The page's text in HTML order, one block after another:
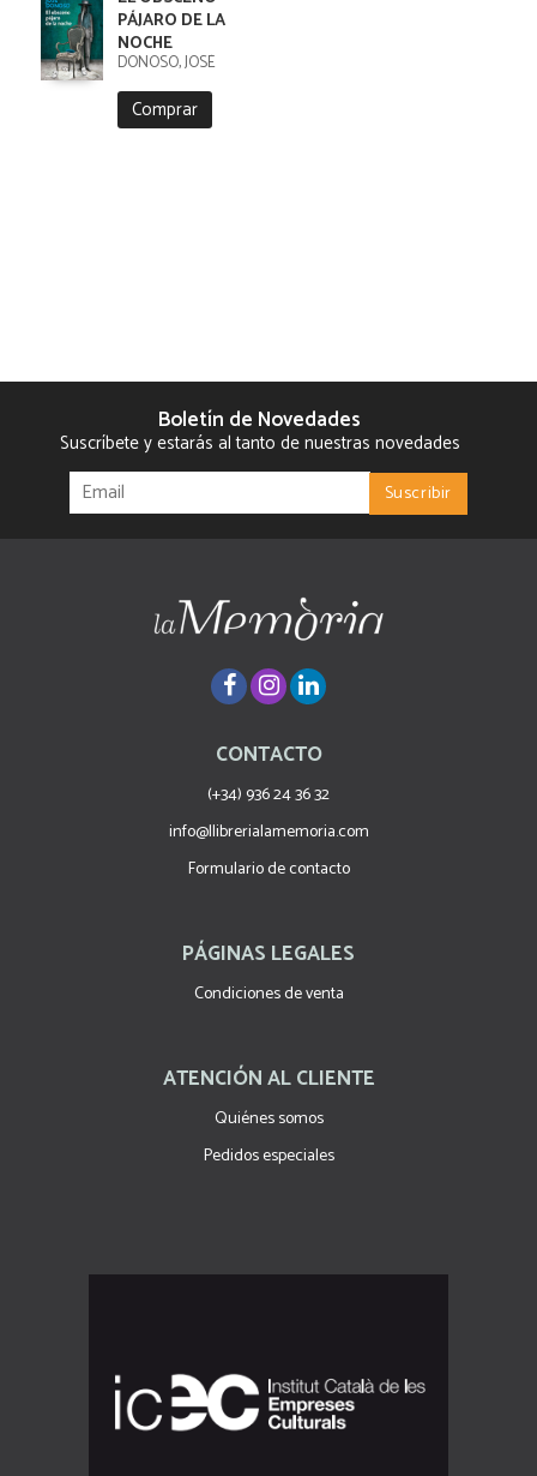
PÁJARO DE LA
NOCHE
DONOSO, JOSÉ
Comprar
Boletín de Novedades
Suscríbete y estarás al tanto de nuestras novedades
CONTACTO
(+34) 936 24 36 32
info@llibrerialamemoria.com
Formulario de contacto
PÁGINAS LEGALES
Condiciones de venta
ATENCIÓN AL CLIENTE
Quiénes somos
Pedidos especiales